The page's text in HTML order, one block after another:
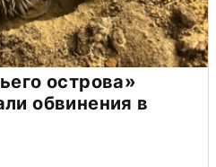
острова»
обвинения в